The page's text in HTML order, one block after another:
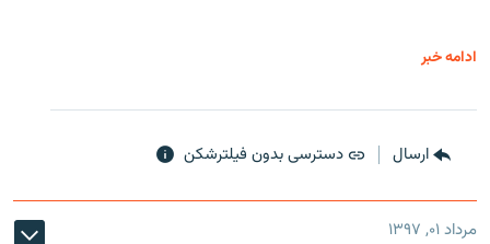
ادامه خبر
ارسال دسترسی بدون فیلترشکن
مرداد ۰۱, ۱۳۹۷